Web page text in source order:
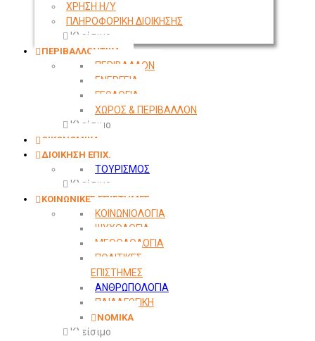
ΧΡΗΣΗ Η/Υ
ΠΛΗΡΟΦΟΡΙΚΗ ΔΙΟΙΚΗΣΗΣ
Κλείσιμο
ΠΕΡΙΒΑΛΛΟΝΤΙΚΑ
ΠΕΡΙΒΑΛΛΟΝ
ΕΝΕΡΓΕΙΑ
ΓΕΩΛΟΓΙΑ
ΧΩΡΟΣ & ΠΕΡΙΒΑΛΛΟΝ
Κλείσιμο
ΟΙΚΟΝΟΜΙΚΑ
ΔΙΟΙΚΗΣΗ ΕΠΙΧ.
ΤΟΥΡΙΣΜΟΣ
Κλείσιμο
ΚΟΙΝΩΝΙΚΕΣ ΕΠΙΣΤΗΜΕΣ
ΚΟΙΝΩΝΙΟΛΟΓΙΑ
ΨΥΧΟΛΟΓΙΑ
ΜΕΘΟΔΟΛΟΓΙΑ
ΠΟΛΙΤΙΚΕΣ
ΕΠΙΣΤΗΜΕΣ
ΑΝΘΡΩΠΟΛΟΓΙΑ
ΠΑΙΔΑΓΩΓΙΚΗ
ΝΟΜΙΚΑ
Κλείσιμο